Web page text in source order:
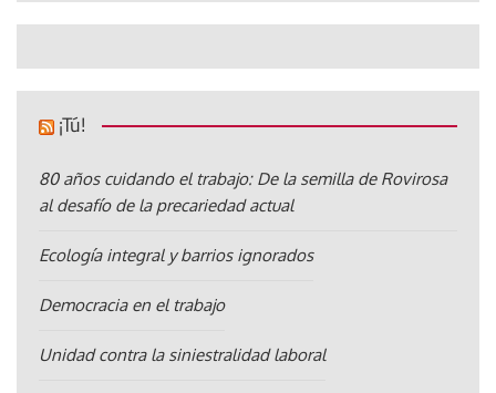
¡Tú!
80 años cuidando el trabajo: De la semilla de Rovirosa
al desafío de la precariedad actual
Ecología integral y barrios ignorados
Democracia en el trabajo
Unidad contra la siniestralidad laboral